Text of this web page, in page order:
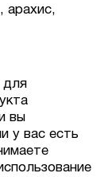
арахис,
для
вы
у вас есть